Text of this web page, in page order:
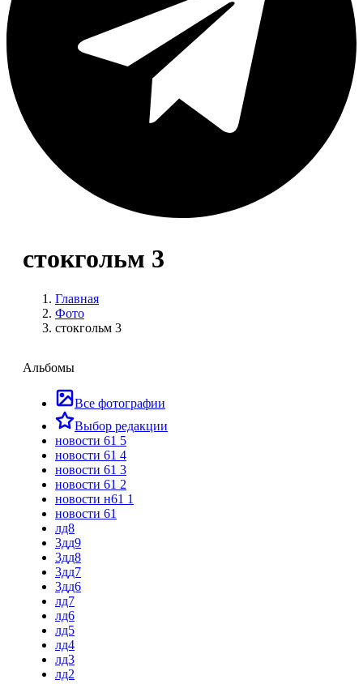
стокгольм 3
Главная
Фото
стокгольм 3
Альбомы
Все фотографии
Выбор редакции
новости 61 5
новости 61 4
новости 61 3
новости 61 2
новости н61 1
новости 61
лд8
3дд9
3дд8
3дд7
3дд6
лд7
лд6
лд5
лд4
лд3
лд2